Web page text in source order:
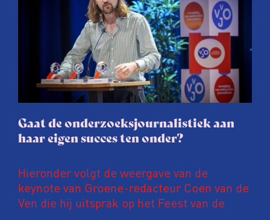
procedure rond het eigen werk. Dat kost
journalisten tijd, ook ervaren zij stress en
soms worden publicaties aangepast of
gaat de hele publicatie zelfs niet door.
Gaat de onderzoeksjournalistiek aan
haar eigen succes ten onder?
Hieronder volgt de weergave van de
keynote van Groene-redacteur Coen van de
Ven die hij uitsprak op het Feest van de